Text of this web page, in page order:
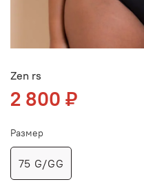
Zen rs
2 800 ₽
Размер
75 G/GG